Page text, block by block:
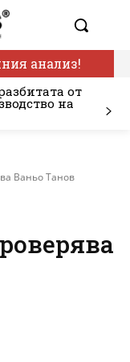
анализ!
от
на
Ваньо Танов